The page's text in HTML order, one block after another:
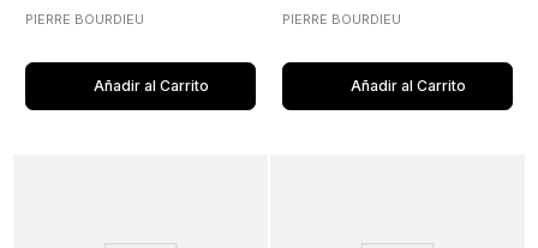
PIERRE BOURDIEU
Añadir al Carrito
PIERRE BOURDIEU
Añadir al Carrito